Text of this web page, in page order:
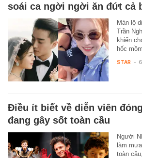
soái ca ngời ngời ăn đứt cả
Màn lộ
Trần
khiến
hốc mồm.
STAR -
Điều ít biết về diễn viên
đang gây sốt toàn cầu
Người
làm
toàn